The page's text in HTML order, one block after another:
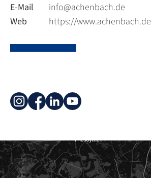
E-Mail
info@achenbach.de
Web
https://www.achenbach.de